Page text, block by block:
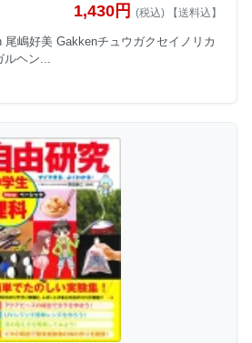
1,430円 (税込) 【送料込】
嶋好美 Gakkenチュウガクセイノリカ
ヘン...